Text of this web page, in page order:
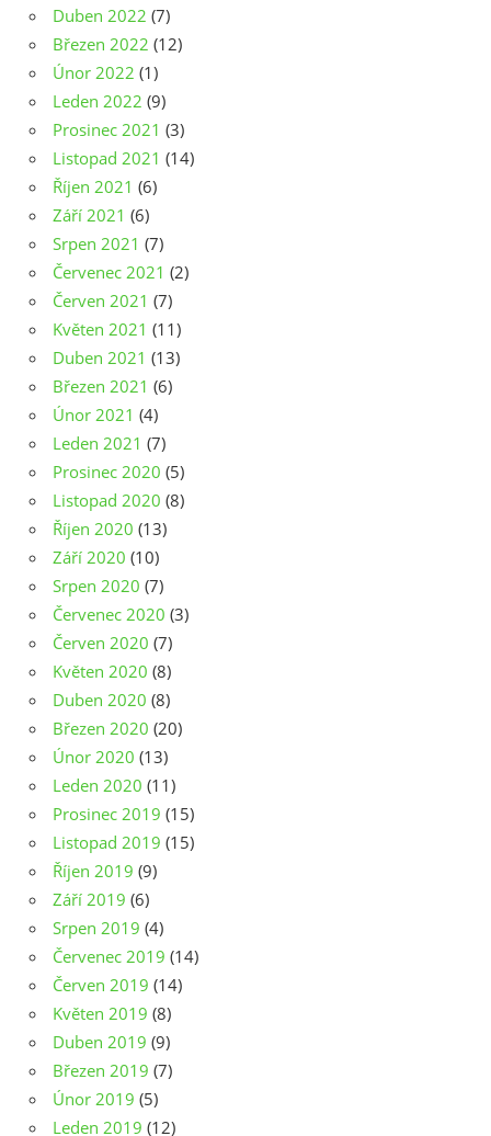
Duben 2022 (7)
Březen 2022 (12)
Únor 2022 (1)
Leden 2022 (9)
Prosinec 2021 (3)
Listopad 2021 (14)
Říjen 2021 (6)
Září 2021 (6)
Srpen 2021 (7)
Červenec 2021 (2)
Červen 2021 (7)
Květen 2021 (11)
Duben 2021 (13)
Březen 2021 (6)
Únor 2021 (4)
Leden 2021 (7)
Prosinec 2020 (5)
Listopad 2020 (8)
Říjen 2020 (13)
Září 2020 (10)
Srpen 2020 (7)
Červenec 2020 (3)
Červen 2020 (7)
Květen 2020 (8)
Duben 2020 (8)
Březen 2020 (20)
Únor 2020 (13)
Leden 2020 (11)
Prosinec 2019 (15)
Listopad 2019 (15)
Říjen 2019 (9)
Září 2019 (6)
Srpen 2019 (4)
Červenec 2019 (14)
Červen 2019 (14)
Květen 2019 (8)
Duben 2019 (9)
Březen 2019 (7)
Únor 2019 (5)
Leden 2019 (12)